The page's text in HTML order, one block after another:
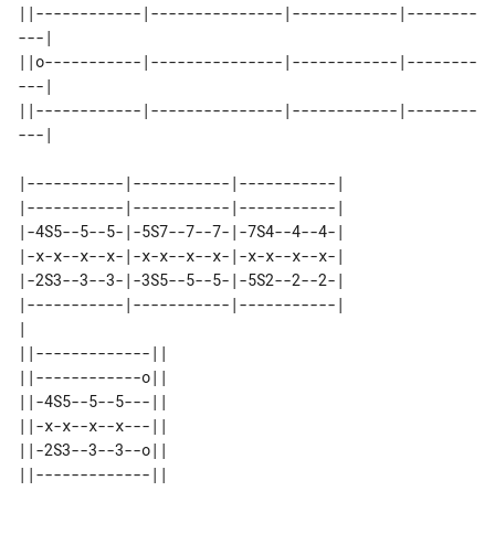
||------------|---------------|------------|--------
---|
||o-----------|---------------|------------|--------
---|
||------------|---------------|------------|--------
---|
|-----------|-----------|-----------|
|-----------|-----------|-----------|
|-4S5--5--5-|-5S7--7--7-|-7S4--4--4-|
|-x-x--x--x-|-x-x--x--x-|-x-x--x--x-|
|-2S3--3--3-|-3S5--5--5-|-5S2--2--2-|
|-----------|-----------|-----------|
|
||-------------||
||------------o||
||-4S5--5--5---||
||-x-x--x--x---||
||-2S3--3--3--o||
||-------------||